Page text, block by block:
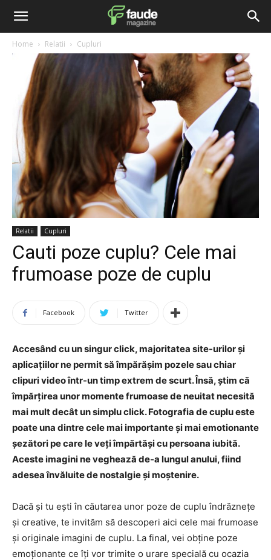
Home Relatii Cupluri
Relatii Cupluri
Cauti poze cuplu? Cele mai
frumoase poze de cuplu
Facebook Twitter
Accesând cu un singur click, majoritatea site-urilor și
aplicațiilor ne permit să împărășim pozele sau chiar
clipuri video într-un timp extrem de scurt. Însă, știm că
împărțirea unor momente frumoase de neuitat necesită
mai mult decât un simplu click. Fotografia de cuplu este
poate una dintre cele mai importante și mai emotionante
șezători pe care le veți împărtăși cu persoana iubită.
Aceste imagini ne veghează de-a lungul anului, fiind
adesea învăluite de nostalgie și moștenire.
Dacă și tu ești în căutarea unor poze de cuplu îndrăznețe
și creative, te invităm să descoperi aici cele mai frumoase
și originale imagini de cuplu. La final, vei obține poze
emoționante ce îți vor trimite o urare specială cu ocazia